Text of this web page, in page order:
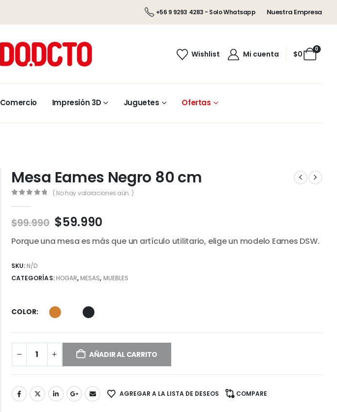
+56 9 9293 4283 - Solo Whatsapp Nuestra Empresa
Wishlist Mi cuenta
0
$0
Comercio Impresión 3D Juguetes Ofertas
Mesa Eames Negro 80 cm
( No hay valoraciones aún. )
$99.990 El
original
$59.990
actual
Porque una mesa es más que un artículo utilitario, elige un modelo Eames DSW.
SKU: N/D
CATEGORÍAS: HOGAR, MESAS, MUEBLES
COLOR
AÑADIR AL CARRITO
AGREGAR A LA LISTA DE DESEOS COMPARE